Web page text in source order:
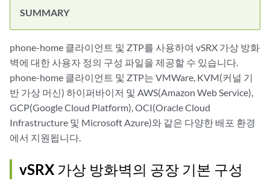
phone-home 클라이언트 및 ZTP를 사용하여 vSRX 가상 방화
벽에 대한 사용자 정의 구성 파일을 제공할 수 있습니다.
phone-home 클라이언트 및 ZTP는 VMWare, KVM(커널 기
반 가상 머신) 하이퍼바이저 및 AWS(Amazon Web Service),
GCP(Google Cloud Platform), OCI(Oracle Cloud
Infrastructure 및 Microsoft Azure)와 같은 다양한 배포 환경
에서 지원됩니다.
vSRX 가상 방화벽의 공장 기본 구성